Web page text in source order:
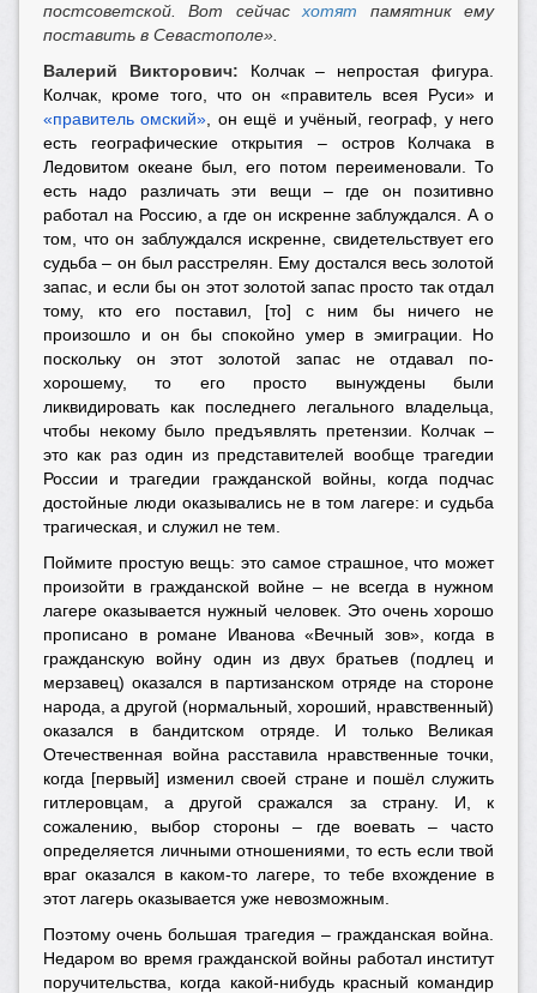
постсоветской. Вот сейчасхотят памятник ему
поставить в Севастополе».
Валерий Викторович: Колчак – непростая фигура.
Колчак, кроме того, что он «правитель всея Руси» и
«правитель омский» , он ещё и учёный, географ, у него
есть географические открытия – остров Колчака в
Ледовитом океане был, его потом переименовали. То
есть надо различать эти вещи – где он позитивно
работал на Россию, а где он искренне заблуждался. А о
том, что он заблуждался искренне, свидетельствует его
судьба – он был расстрелян. Ему достался весь золотой
запас, и если бы он этот золотой запас просто так отдал
тому, кто его поставил, [то] с ним бы ничего не
произошло и он бы спокойно умер в эмиграции. Но
поскольку он этот золотой запас не отдавал по-
хорошему, то его просто вынуждены были
ликвидировать как последнего легального владельца,
чтобы некому было предъявлять претензии. Колчак –
это как раз один из представителей вообще трагедии
России и трагедии гражданской войны, когда подчас
достойные люди оказывались не в том лагере: и судьба
трагическая, и служил не тем.
Поймите простую вещь: это самое страшное, что может
произойти в гражданской войне – не всегда в нужном
лагере оказывается нужный человек. Это очень хорошо
прописано в романе Иванова «Вечный зов», когда в
гражданскую войну один из двух братьев (подлец и
мерзавец) оказался в партизанском отряде на стороне
народа, а другой (нормальный, хороший, нравственный)
оказался в бандитском отряде. И только Великая
Отечественная война расставила нравственные точки,
когда [первый] изменил своей стране и пошёл служить
гитлеровцам, а другой сражался за страну. И, к
сожалению, выбор стороны – где воевать – часто
определяется личными отношениями, то есть если твой
враг оказался в каком-то лагере, то тебе вхождение в
этот лагерь оказывается уже невозможным.
Поэтому очень большая трагедия – гражданская война.
Недаром во время гражданской войны работал институт
поручительства, когда какой-нибудь красный командир